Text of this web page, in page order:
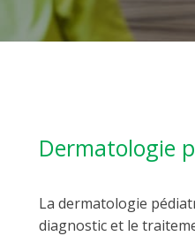
Dermatologie
La dermatologie
diagnostic et le